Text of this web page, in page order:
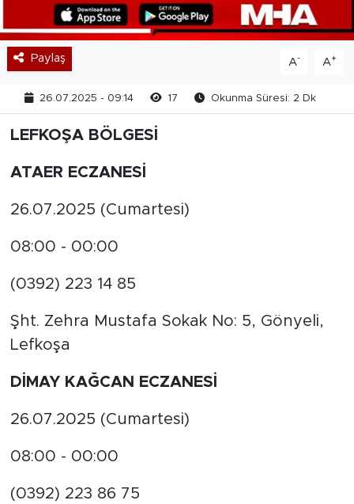
Paylaş A- A+
26.07.2025 - 09:14 17 Okunma Süresi: 2 Dk
LEFKOŞA BÖLGESİ
ATAER ECZANESİ
26.07.2025 (Cumartesi)
08:00 - 00:00
(0392) 223 14 85
Şht. Zehra Mustafa Sokak No: 5, Gönyeli,
Lefkoşa
DİMAY KAĞCAN ECZANESİ
26.07.2025 (Cumartesi)
08:00 - 00:00
(0392) 223 86 75